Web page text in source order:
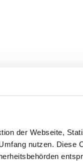
der Webseite,
nutzen.